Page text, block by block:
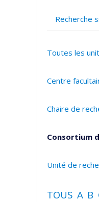
Recherche
Toutes les
Centre
Chaire de
Consortium
Unité de
TOUS A B